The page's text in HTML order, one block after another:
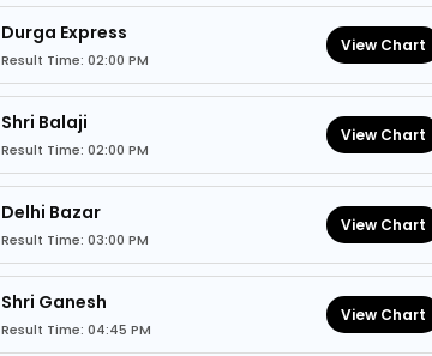
Durga Express
Result Time: 02:00 PM
View Chart
Shri Balaji
Result Time: 02:00 PM
View Chart
Delhi Bazar
Result Time: 03:00 PM
View Chart
Shri Ganesh
Result Time: 04:45 PM
View Chart